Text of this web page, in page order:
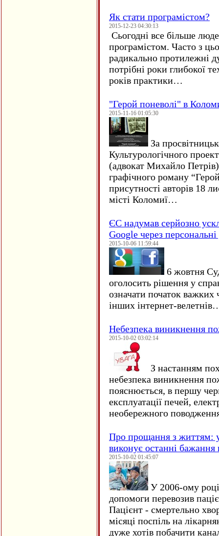
Як стати програмістом?
2015-12-23 04:30:13
Сьогодні все більше
програмістом. Часто з
радикально протилежні
потрібні роки глибокої
років практики…
"Герой поневолі" в
2015-11-16 01:05:30
За
Культурологічного
(адвокат Михайло
графічного роману
присутності авторів 18
місті Коломиї…
ЄC надумав серйозно
Google через персональні
2015-10-06 11:59:44
6 жовтня
оголосить рішення у
означати початок важких
інших інтернет-
Небезпека виникнення
2015-10-02 03:02:14
З настанням
небезпека виникнення
пояснюється, в першу
експлуатації печей,
необережного
Про прощання з життям:
виконує останні
2015-10-02 01:45:07
У 2006-ому
допомоги перевозив
Пацієнт - смертельно
місяці поспіль на
дуже хотів побачити